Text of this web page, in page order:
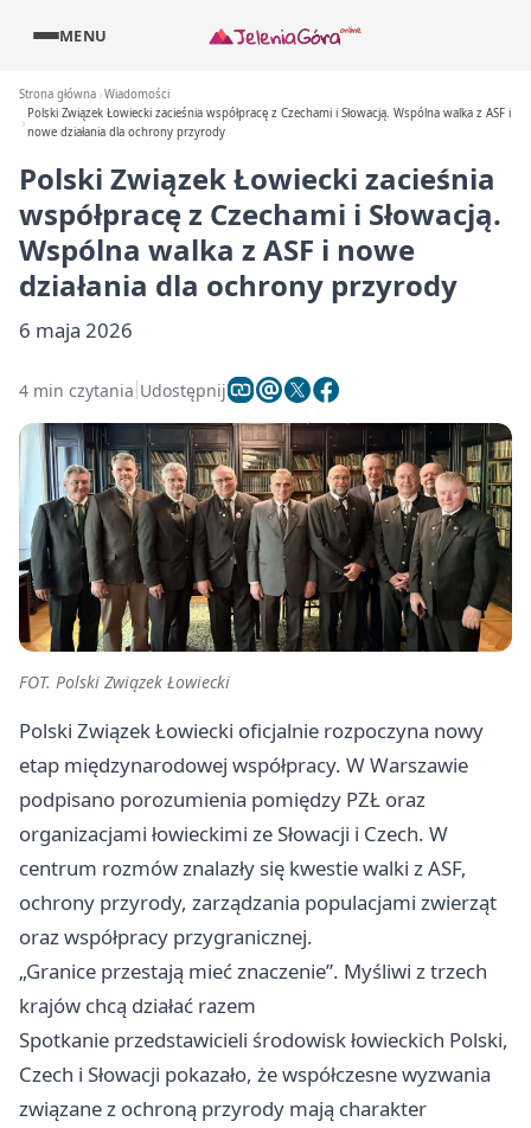
MENU
Strona główna Wiadomości
Polski Związek Łowiecki zacieśnia współpracę z Czechami i Słowacją. Wspólna walka z ASF i
nowe działania dla ochrony przyrody
Polski Związek Łowiecki zacieśnia
współpracę z Czechami i Słowacją.
Wspólna walka z ASF i nowe
działania dla ochrony przyrody
6 maja 2026
4 min czytania Udostępnij
FOT. Polski Związek Łowiecki
Polski Związek Łowiecki oficjalnie rozpoczyna nowy
etap międzynarodowej współpracy. W Warszawie
podpisano porozumienia pomiędzy PZŁ oraz
organizacjami łowieckimi ze Słowacji i Czech. W
centrum rozmów znalazły się kwestie walki z ASF,
ochrony przyrody, zarządzania populacjami zwierząt
oraz współpracy przygranicznej.
„Granice przestają mieć znaczenie”. Myśliwi z trzech
krajów chcą działać razem
Spotkanie przedstawicieli środowisk łowieckich Polski,
Czech i Słowacji pokazało, że współczesne wyzwania
związane z ochroną przyrody mają charakter